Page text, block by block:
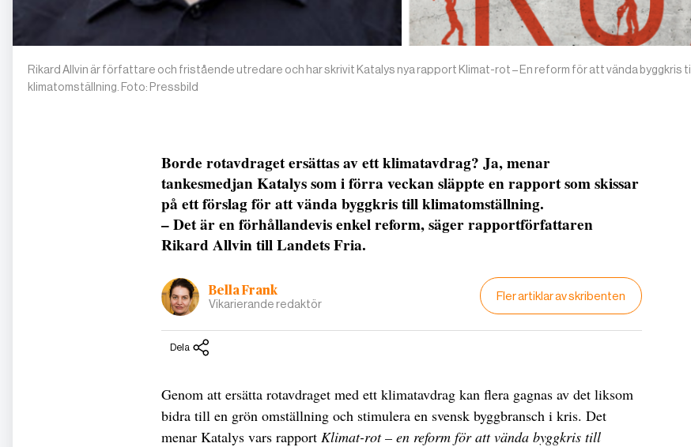
Rikard Allvin är författare och fristående utredare och har skrivit Katalys nya rapport Klimat-rot – En reform för att vända byggkris till
klimatomställning. Foto: Pressbild
Borde rotavdraget ersättas av ett klimatavdrag? Ja, menar
tankesmedjan Katalys som i förra veckan släppte en rapport som skissar
på ett förslag för att vända byggkris till klimatomställning.
– Det är en förhållandevis enkel reform, säger rapportförfattaren
Rikard Allvin till Landets Fria.
Bella Frank
Vikarierande redaktör
Fler artiklar av skribenten
Dela
Genom att ersätta rotavdraget med ett klimatavdrag kan flera gagnas av det liksom
bidra till en grön omställning och stimulera en svensk byggbransch i kris. Det
menar Katalys vars rapport Klimat-rot – en reform för att vända byggkris till